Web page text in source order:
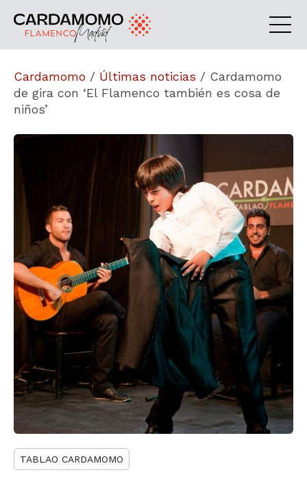
Cardamomo / Últimas noticias / Cardamomo
de gira con ‘El Flamenco también es cosa de
niños’
TABLAO CARDAMOMO